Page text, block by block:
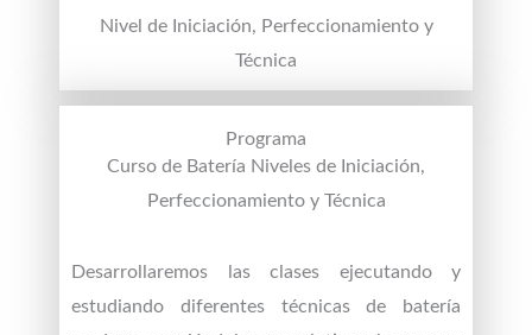
Nivel de Iniciación, Perfeccionamiento y
Técnica
Programa
Curso de Batería Niveles de Iniciación,
Perfeccionamiento y Técnica
Desarrollaremos las clases ejecutando y
estudiando diferentes técnicas de batería